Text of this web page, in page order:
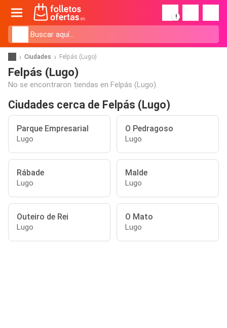
!
Ciudades Felpás (Lugo)
Felpás (Lugo)
No se encontraron tiendas en Felpás (Lugo).
Ciudades cerca de Felpás (Lugo)
Parque Empresarial
Lugo
O Pedragoso
Lugo
Rábade
Lugo
Malde
Lugo
Outeiro de Rei
Lugo
O Mato
Lugo